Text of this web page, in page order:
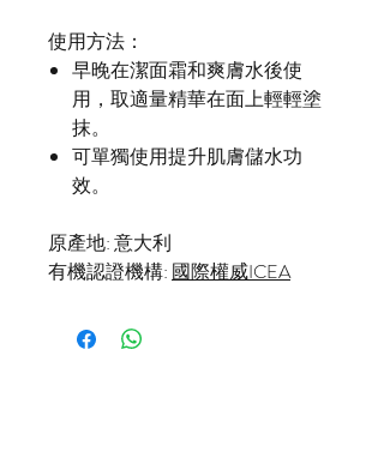
使用方法：
早晚在潔面霜和爽膚水後使
用，取適量精華在面上輕輕塗
抹。
可單獨使用提升肌膚儲水功
效。
原產地: 意大利
有機認證機構: 國際權威ICEA